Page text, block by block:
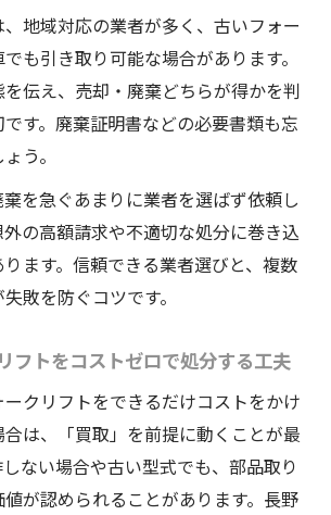
地域対応の業者が多く、古いフォー
も引き取り可能な場合があります。
伝え、売却・廃棄どちらが得かを判
す。廃棄証明書などの必要書類も忘
う。
を急ぐあまりに業者を選ばず依頼し
の高額請求や不適切な処分に巻き込
ます。信頼できる業者選びと、複数
敗を防ぐコツです。
フトをコストゼロで処分する工夫
クリフトをできるだけコストをかけ
は、「買取」を前提に動くことが最
ない場合や古い型式でも、部品取り
が認められることがあります。長野